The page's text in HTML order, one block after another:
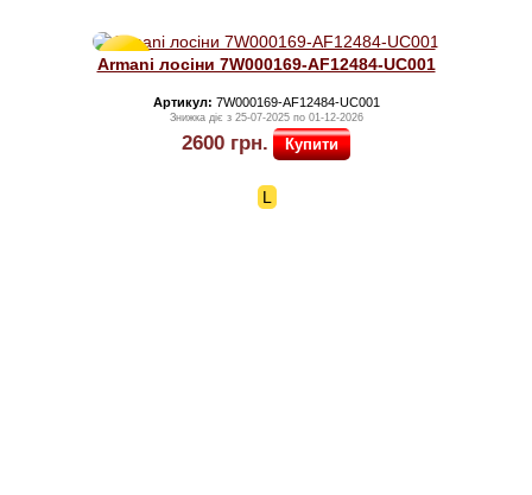
Знижка
50%
Armani лосіни 7W000169-AF12484-UC001
Артикул: 7W000169-AF12484-UC001
Знижка діє з 25-07-2025 по 01-12-2026
2600 грн. Купити
L